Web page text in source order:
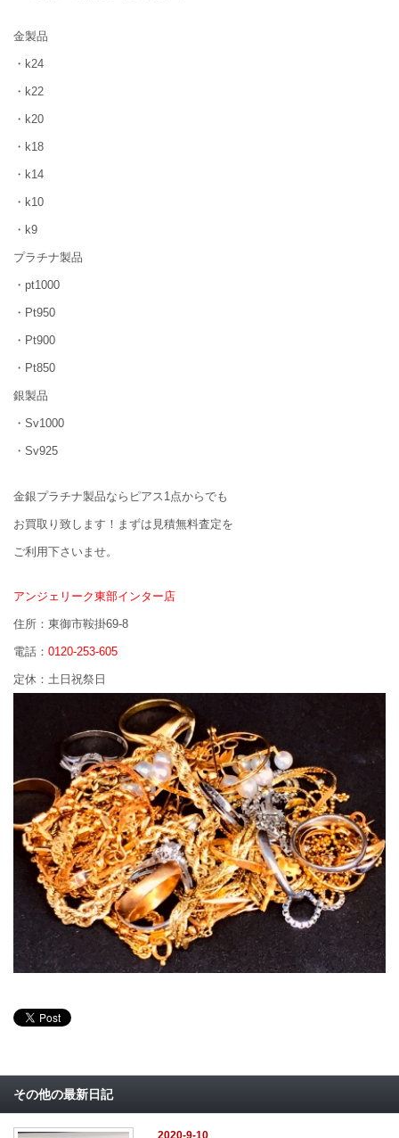
金製品
・k24
・k22
・k20
・k18
・k14
・k10
・k9
プラチナ製品
・pt1000
・Pt950
・Pt900
・Pt850
銀製品
・Sv1000
・Sv925
金銀プラチナ製品ならピアス1点からでも
お買取り致します！まずは見積無料査定を
ご利用下さいませ。
アンジェリーク東部インター店
住所：東御市鞍掛69-8
電話： 0120-253-605
定休：土日祝祭日
その他の最新日記
2020-9-10